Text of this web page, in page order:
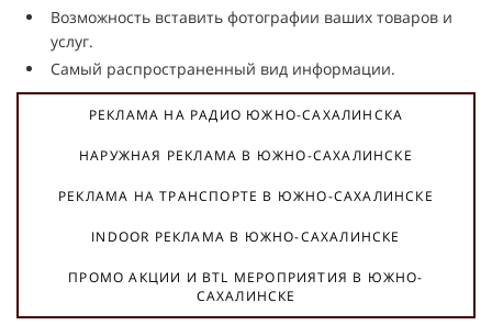
Возможность вставить фотографии ваших товаров и
услуг.
Самый распространенный вид информации.
РЕКЛАМА НА РАДИО ЮЖНО-САХАЛИНСКА
НАРУЖНАЯ РЕКЛАМА В ЮЖНО-САХАЛИНСКЕ
РЕКЛАМА НА ТРАНСПОРТЕ В ЮЖНО-САХАЛИНСКЕ
INDOOR РЕКЛАМА В ЮЖНО-САХАЛИНСКЕ
ПРОМО АКЦИИ И BTL МЕРОПРИЯТИЯ В ЮЖНО-
САХАЛИНСКЕ